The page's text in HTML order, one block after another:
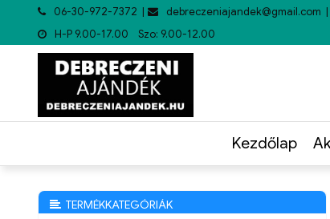
06-30-972-7372 debreczeniajandek@gmail.com
H-P 9.00-17.00 Szo: 9.00-12.00
Kezdőlap
TERMÉKKATEGÓRIÁK